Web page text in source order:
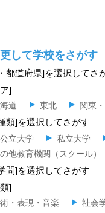
して学校をさがす
都道府県]を選択してさ
]
道 東北 関東
類]を選択してさがす
立大学 私立大学
他教育機関（スクール）
問]を選択してさがす
]
・表現・音楽 社会